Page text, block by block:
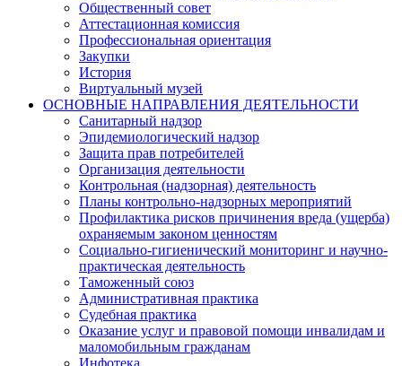
Общественный совет
Аттестационная комиссия
Профессиональная ориентация
Закупки
История
Виртуальный музей
ОСНОВНЫЕ НАПРАВЛЕНИЯ ДЕЯТЕЛЬНОСТИ
Санитарный надзор
Эпидемиологический надзор
Защита прав потребителей
Организация деятельности
Контрольная (надзорная) деятельность
Планы контрольно-надзорных мероприятий
Профилактика рисков причинения вреда (ущерба)
охраняемым законом ценностям
Социально-гигиенический мониторинг и научно-
практическая деятельность
Таможенный союз
Административная практика
Судебная практика
Оказание услуг и правовой помощи инвалидам и
маломобильным гражданам
Инфотека